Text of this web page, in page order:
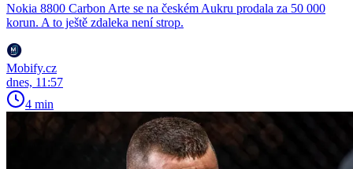
Nokia 8800 Carbon Arte se na českém Aukru prodala za 50 000
korun. A to ještě zdaleka není strop.
Mobify.cz
dnes, 11:57
4 min